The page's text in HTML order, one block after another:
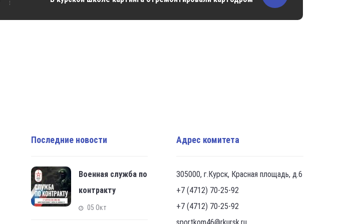
Последние новости
Военная служба по
контракту
05 Окт
Адрес комитета
305000, г.Курск, Красная площадь, д.6
+7 (4712) 70-25-92
+7 (4712) 70-25-92